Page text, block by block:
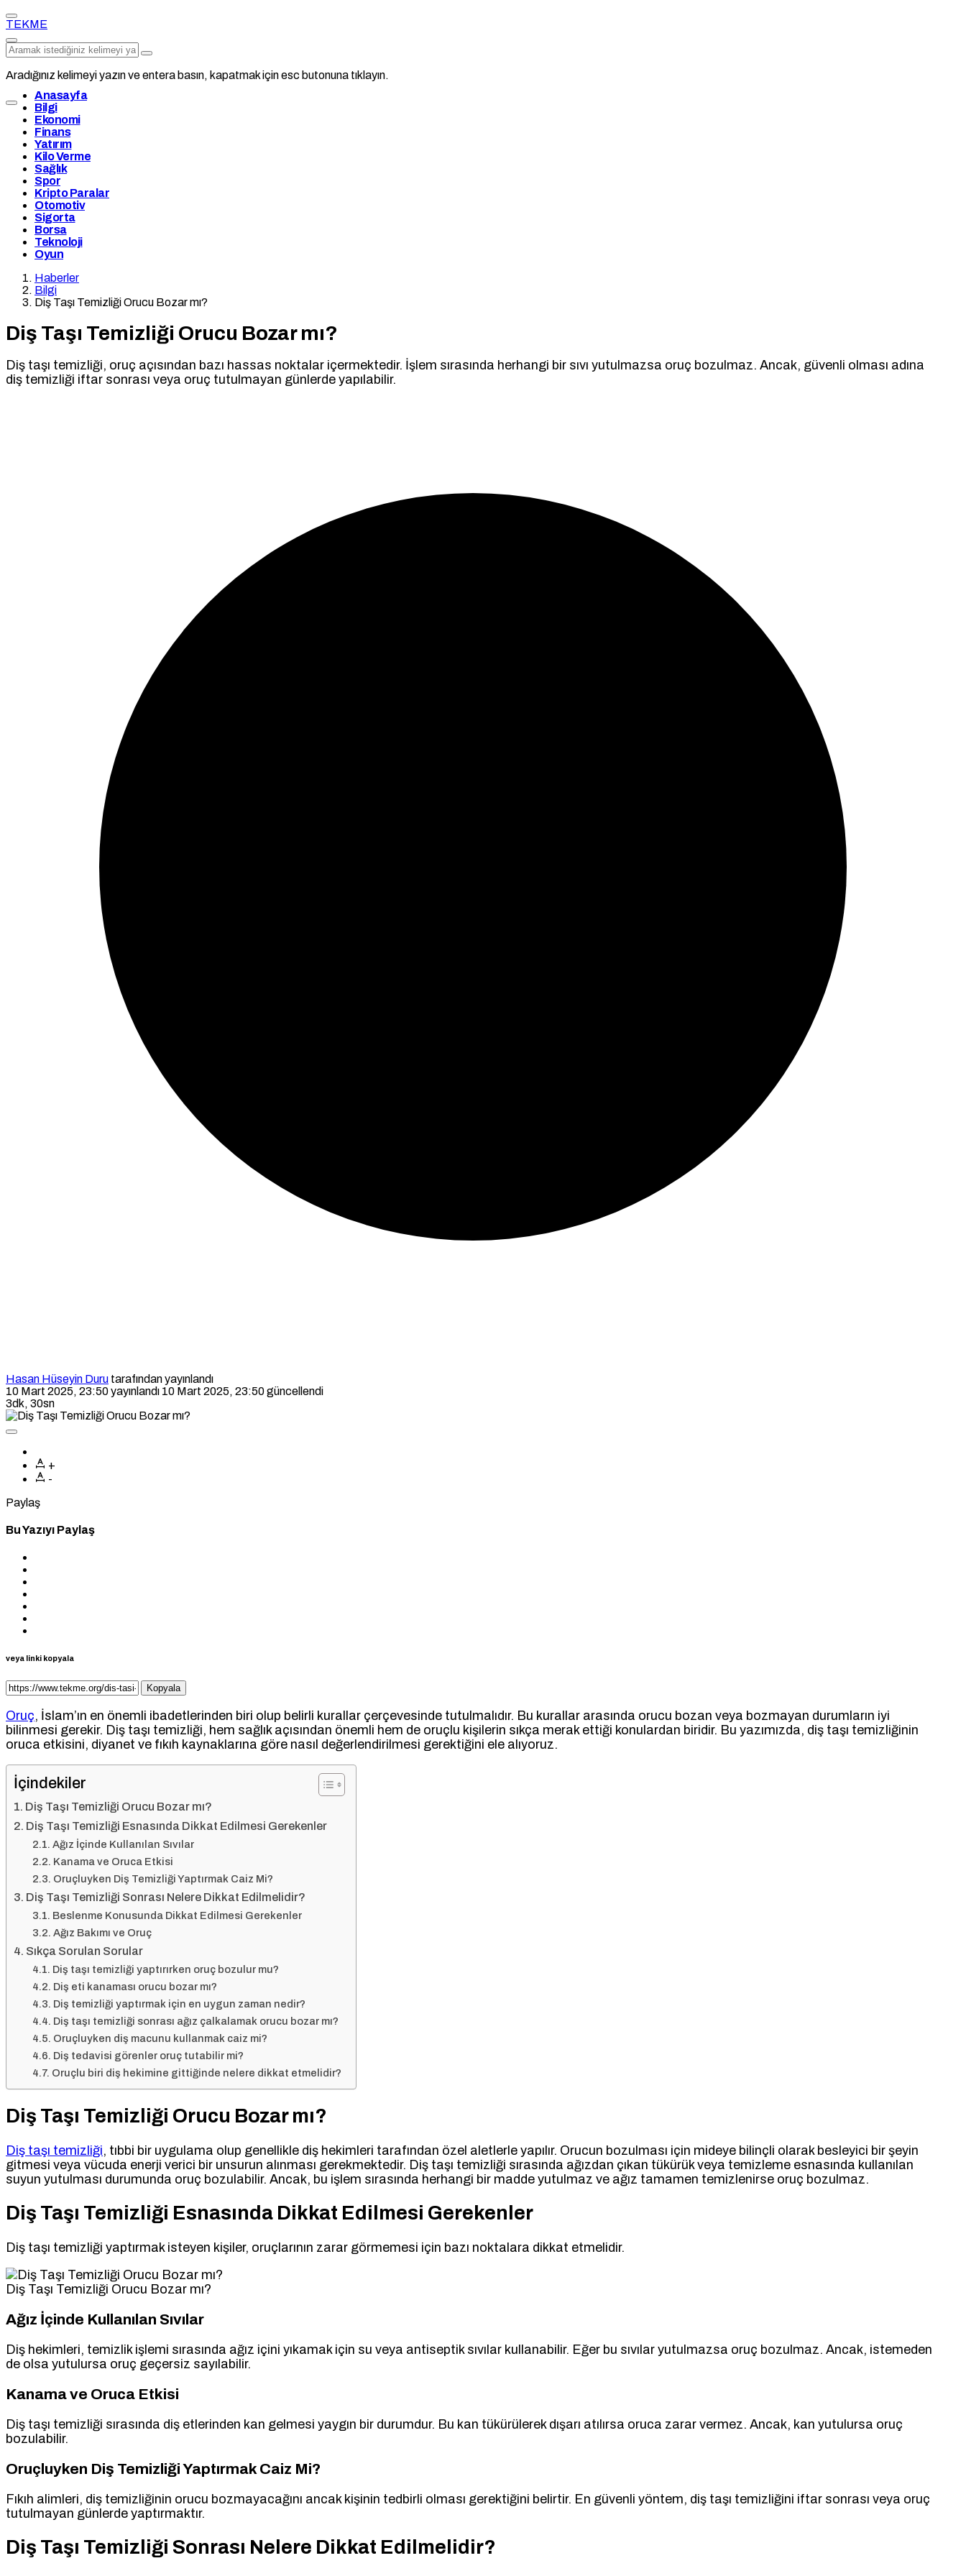
TEKME
Aradığınız kelimeyi yazın ve entera basın, kapatmak için esc butonuna tıklayın.
Anasayfa
Bilgi
Ekonomi
Finans
Yatırım
Kilo Verme
Sağlık
Spor
Kripto Paralar
Otomotiv
Sigorta
Borsa
Teknoloji
Oyun
Haberler
Bilgi
Diş Taşı Temizliği Orucu Bozar mı?
Diş Taşı Temizliği Orucu Bozar mı?
Diş taşı temizliği, oruç açısından bazı hassas noktalar içermektedir. İşlem sırasında herhangi bir sıvı yutulmazsa oruç bozulmaz. Ancak, güvenli olması adına
diş temizliği iftar sonrası veya oruç tutulmayan günlerde yapılabilir.
Hasan Hüseyin Duru tarafından yayınlandı
10 Mart 2025, 23:50yayınlandı 10 Mart 2025, 23:50güncellendi
3dk, 30sn
+
-
Paylaş
Bu Yazıyı Paylaş
veya linki kopyala
Kopyala
Oruç, İslam’ın en önemli ibadetlerinden biri olup belirli kurallar çerçevesinde tutulmalıdır. Bu kurallar arasında orucu bozan veya bozmayan durumların iyi
bilinmesi gerekir. Diş taşı temizliği, hem sağlık açısından önemli hem de oruçlu kişilerin sıkça merak ettiği konulardan biridir. Bu yazımızda, diş taşı temizliğinin
oruca etkisini, diyanet ve fıkıh kaynaklarına göre nasıl değerlendirilmesi gerektiğini ele alıyoruz.
İçindekiler
Diş Taşı Temizliği Orucu Bozar mı?
Diş Taşı Temizliği Esnasında Dikkat Edilmesi Gerekenler
Ağız İçinde Kullanılan Sıvılar
Kanama ve Oruca Etkisi
Oruçluyken Diş Temizliği Yaptırmak Caiz Mi?
Diş Taşı Temizliği Sonrası Nelere Dikkat Edilmelidir?
Beslenme Konusunda Dikkat Edilmesi Gerekenler
Ağız Bakımı ve Oruç
Sıkça Sorulan Sorular
Diş taşı temizliği yaptırırken oruç bozulur mu?
Diş eti kanaması orucu bozar mı?
Diş temizliği yaptırmak için en uygun zaman nedir?
Diş taşı temizliği sonrası ağız çalkalamak orucu bozar mı?
Oruçluyken diş macunu kullanmak caiz mi?
Diş tedavisi görenler oruç tutabilir mi?
Oruçlu biri diş hekimine gittiğinde nelere dikkat etmelidir?
Diş Taşı Temizliği Orucu Bozar mı?
Diş taşı temizliği, tıbbi bir uygulama olup genellikle diş hekimleri tarafından özel aletlerle yapılır. Orucun bozulması için mideye bilinçli olarak besleyici bir şeyin
gitmesi veya vücuda enerji verici bir unsurun alınması gerekmektedir. Diş taşı temizliği sırasında ağızdan çıkan tükürük veya temizleme esnasında kullanılan
suyun yutulması durumunda oruç bozulabilir. Ancak, bu işlem sırasında herhangi bir madde yutulmaz ve ağız tamamen temizlenirse oruç bozulmaz.
Diş Taşı Temizliği Esnasında Dikkat Edilmesi Gerekenler
Diş taşı temizliği yaptırmak isteyen kişiler, oruçlarının zarar görmemesi için bazı noktalara dikkat etmelidir.
Diş Taşı Temizliği Orucu Bozar mı?
Ağız İçinde Kullanılan Sıvılar
Diş hekimleri, temizlik işlemi sırasında ağız içini yıkamak için su veya antiseptik sıvılar kullanabilir. Eğer bu sıvılar yutulmazsa oruç bozulmaz. Ancak, istemeden
de olsa yutulursa oruç geçersiz sayılabilir.
Kanama ve Oruca Etkisi
Diş taşı temizliği sırasında diş etlerinden kan gelmesi yaygın bir durumdur. Bu kan tükürülerek dışarı atılırsa oruca zarar vermez. Ancak, kan yutulursa oruç
bozulabilir.
Oruçluyken Diş Temizliği Yaptırmak Caiz Mi?
Fıkıh alimleri, diş temizliğinin orucu bozmayacağını ancak kişinin tedbirli olması gerektiğini belirtir. En güvenli yöntem, diş taşı temizliğini iftar sonrası veya oruç
tutulmayan günlerde yaptırmaktır.
Diş Taşı Temizliği Sonrası Nelere Dikkat Edilmelidir?